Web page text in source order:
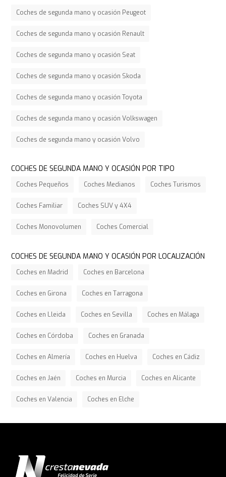
Coches de segunda mano y ocasión Peugeot
Coches de segunda mano y ocasión Renault
Coches de segunda mano y ocasión Seat
Coches de segunda mano y ocasión Skoda
Coches de segunda mano y ocasión Toyota
Coches de segunda mano y ocasión Volkswagen
Coches de segunda mano y ocasión Volvo
COCHES DE SEGUNDA MANO Y OCASIÓN POR TIPO
Coches Pequeños Coches Medianos Coches Turismos
Coches Familiar Coches SUV y 4X4
Coches Monovolumen Coches Comercial
COCHES DE SEGUNDA MANO Y OCASIÓN POR LOCALIZACIÓN
Coches en Madrid Coches en Barcelona
Coches en Girona Coches en Tarragona
Coches en Lleida Coches en Sevilla Coches en Málaga
Coches en Córdoba Coches en Granada
Coches en Almería Coches en Huelva Coches en Cádiz
Coches en Jaén Coches en Murcia Coches en Alicante
Coches en Valencia Coches en Elche